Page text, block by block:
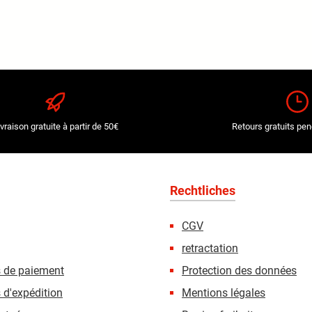
gratuite à partir de 50€ Retours gratuits
paiement
Rechtliches
CGV
retractation
Protection des données
Mentions légales